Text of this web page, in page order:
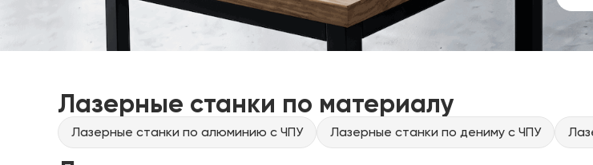
Лазерные станки по материалу
Лазерные станки по алюминию с ЧПУ Лазерные станки по дениму с ЧПУ